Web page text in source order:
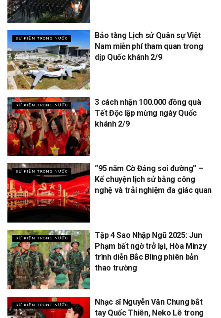
SỰ KIỆN TRONG NƯỚC
Bảo tàng Lịch sử Quân sự Việt
Nam miễn phí tham quan trong
dịp Quốc khánh 2/9
SỰ KIỆN TRONG NƯỚC
3 cách nhận 100.000 đồng quà
Tết Độc lập mừng ngày Quốc
khánh 2/9
SỰ KIỆN TRONG NƯỚC
“95 năm Cờ Đảng soi đường” –
Kể chuyện lịch sử bằng công
nghệ và trải nghiệm đa giác quan
SỰ KIỆN TRONG NƯỚC
Tập 4 Sao Nhập Ngũ 2025: Jun
Phạm bất ngờ trở lại, Hòa Minzy
trình diễn Bắc Bling phiên bản
thao trường
SỰ KIỆN TRONG NƯỚC
Nhạc sĩ Nguyễn Văn Chung bắt
tay Quốc Thiên, Neko Lê trong